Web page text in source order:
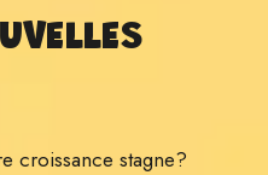
croissance stagne?